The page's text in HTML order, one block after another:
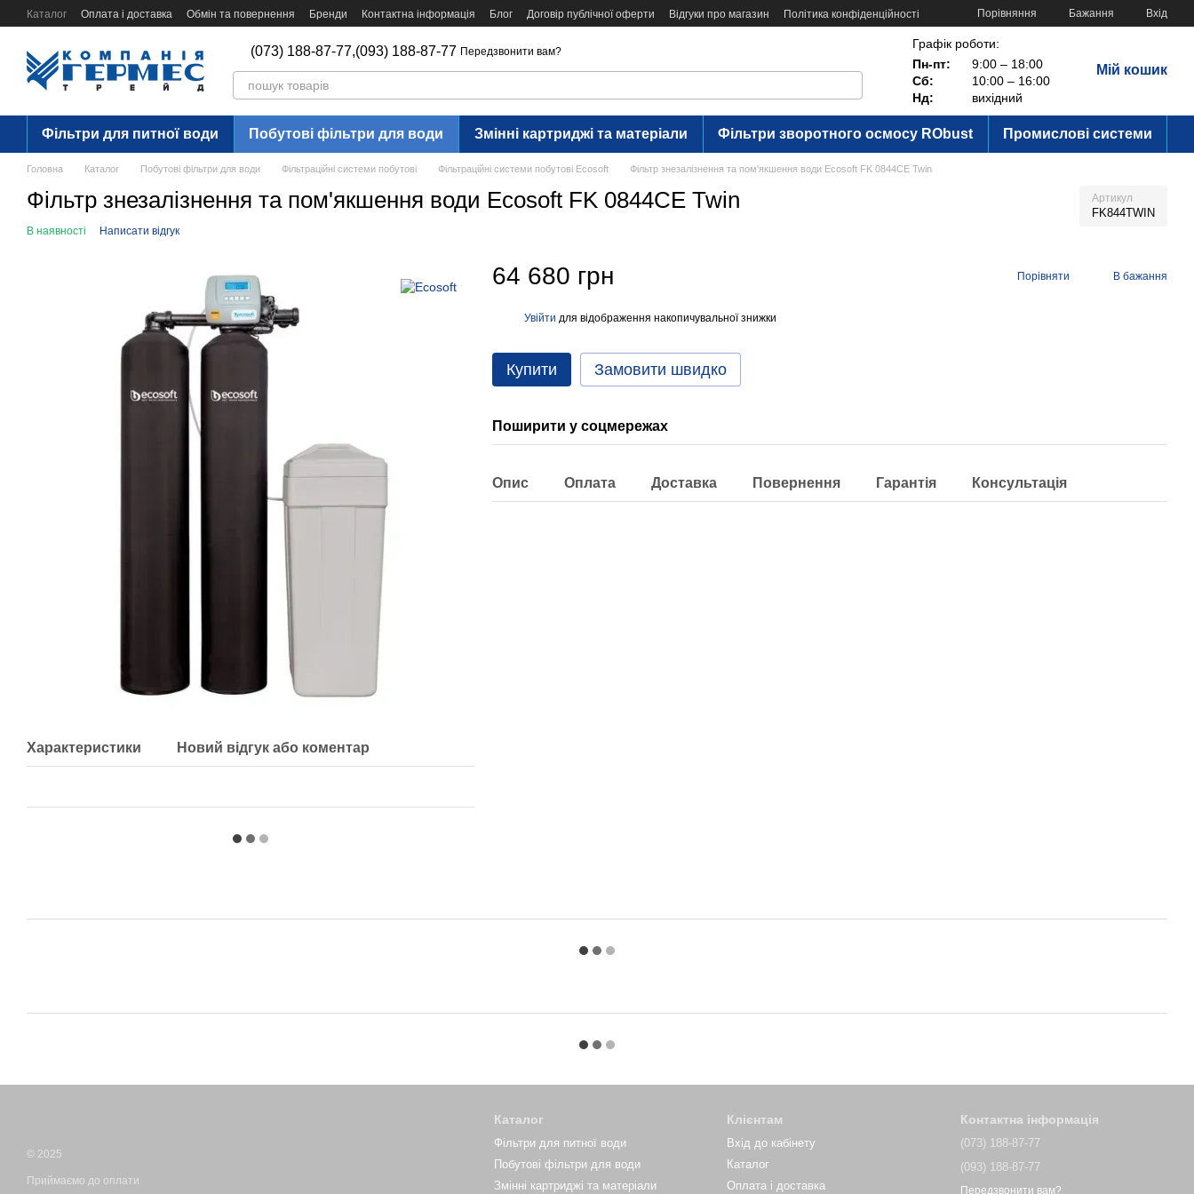
Перейти до основного контенту
Каталог Оплата і доставка Обмін та повернення Бренди Контактна інформація Блог Договір публічної оферти Відгуки про магазин Політика конфіденційності Порівняння Бажання Вхід
(073) 188-87-77,(093) 188-87-77 Передзвонити вам?
Графік роботи:
Пн-пт:
9:00 – 18:00
Сб:
10:00 – 16:00
Нд:
вихідний
Мій кошик
Фільтри для питної води Побутові фільтри для води Змінні картриджі та матеріали Фільтри зворотного осмосу RObust Промислові системи
Головна Каталог Побутові фільтри для води Фільтраційні системи побутові Фільтраційні системи побутові Ecosoft Фільтр знезалізнення та пом'якшення води Ecosoft FK 0844CE Twin
Фільтр знезалізнення та пом'якшення води Ecosoft FK 0844CE Twin Артикул
FK844TWIN
В наявності Написати відгук
Характеристики Новий відгук або коментар
64 680 грн Порівняти В бажання
Увійти для відображення накопичувальної знижки
Купити Замовити швидко
Поширити у соцмережах
Опис Оплата Доставка Повернення Гарантія Консультація
© 2025
Приймаємо до оплати
Каталог
Фільтри для питної води
Побутові фільтри для води
Змінні картриджі та матеріали
Клієнтам
Вхід до кабінету
Каталог
Оплата і доставка
Контактна інформація
(073) 188-87-77
(093) 188-87-77
Передзвонити вам?